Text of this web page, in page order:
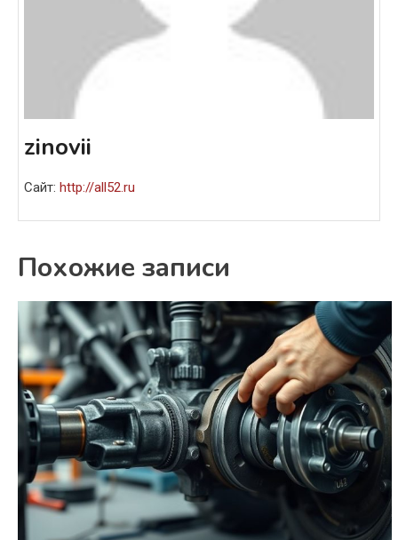
zinovii
Сайт: http://all52.ru
Похожие записи